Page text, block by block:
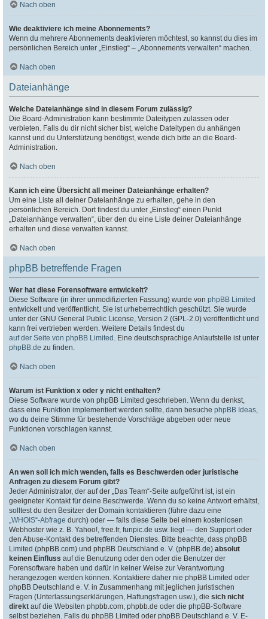
Nach oben
Wie deaktiviere ich meine Abonnements?
Wenn du mehrere Abonnements deaktivieren möchtest, so kannst du dies im
persönlichen Bereich unter „Einstieg“ – „Abonnements verwalten“ machen.
Nach oben
Dateianhänge
Welche Dateianhänge sind in diesem Forum zulässig?
Die Board-Administration kann bestimmte Dateitypen zulassen oder
verbieten. Falls du dir nicht sicher bist, welche Dateitypen du anhängen
kannst und du Unterstützung benötigst, wende dich bitte an die Board-
Administration.
Nach oben
Kann ich eine Übersicht all meiner Dateianhänge erhalten?
Um eine Liste all deiner Dateianhänge zu erhalten, gehe in den
persönlichen Bereich. Dort findest du unter „Einstieg“ einen Punkt
„Dateianhänge verwalten“, über den du eine Liste deiner Dateianhänge
erhalten und diese verwalten kannst.
Nach oben
phpBB betreffende Fragen
Wer hat diese Forensoftware entwickelt?
Diese Software (in ihrer unmodifizierten Fassung) wurde von phpBB Limited
entwickelt und veröffentlicht. Sie ist urheberrechtlich geschützt. Sie wurde
unter der GNU General Public License, Version 2 (GPL-2.0) veröffentlicht und
kann frei vertrieben werden. Weitere Details findest du
auf der Seite von phpBB Limited . Eine deutschsprachige Anlaufstelle ist unter
phpBB.de zu finden.
Nach oben
Warum ist Funktion x oder y nicht enthalten?
Diese Software wurde von phpBB Limited geschrieben. Wenn du denkst,
dass eine Funktion implementiert werden sollte, dann besuche phpBB Ideas,
wo du deine Stimme für bestehende Vorschläge abgeben oder neue
Funktionen vorschlagen kannst.
Nach oben
An wen soll ich mich wenden, falls es Beschwerden oder juristische
Anfragen zu diesem Forum gibt?
Jeder Administrator, der auf der „Das Team“-Seite aufgeführt ist, ist ein
geeigneter Kontakt für deine Beschwerde. Wenn du so keine Antwort erhältst,
solltest du den Besitzer der Domain kontaktieren (führe dazu eine
„WHOIS“-Abfrage durch) oder — falls diese Seite bei einem kostenlosen
Webhoster wie z. B. Yahoo!, free.fr, funpic.de usw. liegt — den Support oder
den Abuse-Kontakt des betreffenden Dienstes. Bitte beachte, dass phpBB
Limited (phpBB.com) und phpBB Deutschland e. V. (phpBB.de) absolut
keinen Einfluss auf die Benutzung oder den oder die Benutzer der
Forensoftware haben und dafür in keiner Weise zur Verantwortung
herangezogen werden können. Kontaktiere daher nie phpBB Limited oder
phpBB Deutschland e. V. in Zusammenhang mit jeglichen juristischen
Fragen (Unterlassungserklärungen, Haftungsfragen usw.), die sich nicht
direkt auf die Websiten phpbb.com, phpbb.de oder die phpBB-Software
selbst beziehen. Falls du phpBB Limited oder phpBB Deutschland e. V. E-